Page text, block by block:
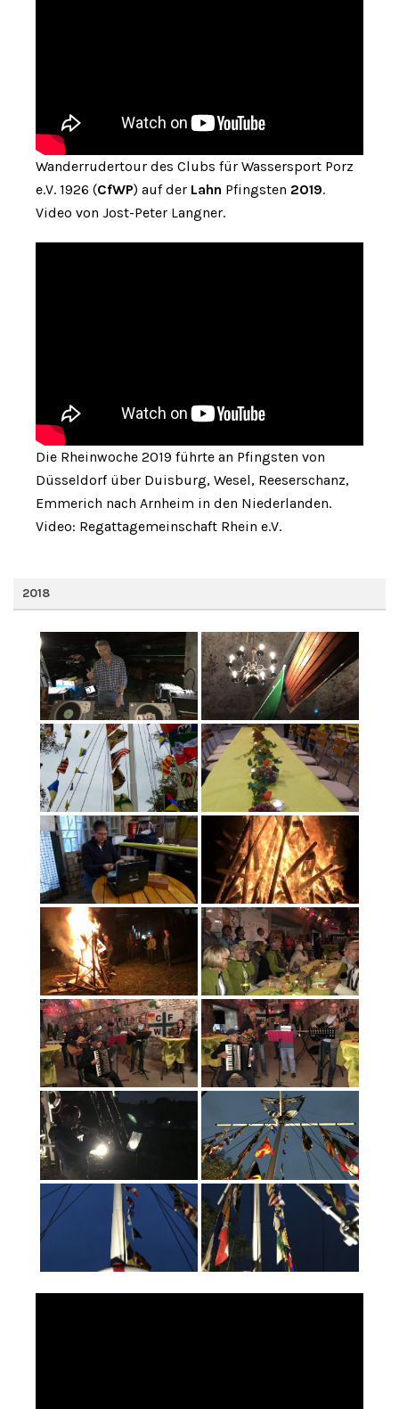
Wanderrudertour des Clubs für Wassersport Porz
e.V. 1926 (CfWP) auf der Lahn Pfingsten 2019.
Video von Jost-Peter Langner.
Die Rheinwoche 2019 führte an Pfingsten von
Düsseldorf über Duisburg, Wesel, Reeserschanz,
Emmerich nach Arnheim in den Niederlanden.
Video: Regattagemeinschaft Rhein e.V.
2018